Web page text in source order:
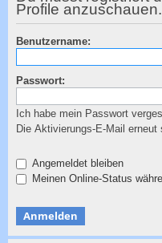
Profile anzuschauen.
Benutzername:
Passwort:
Ich habe mein Passwort
Die Aktivierungs-E-Mail erneut
Angemeldet bleiben
Meinen Online-Status